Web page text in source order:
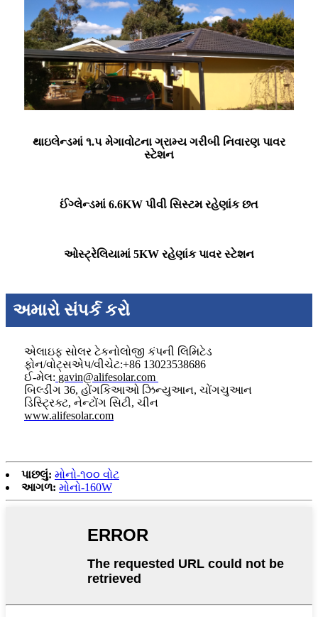
થાઇલેન્ડમાં ૧.૫ મેગાવોટના ગ્રામ્ય ગરીબી નિવારણ પાવર
સ્ટેશન
ઈંગ્લેન્ડમાં 6.6KW પીવી સિસ્ટમ રહેણાંક છત
ઓસ્ટ્રેલિયામાં 5KW રહેણાંક પાવર સ્ટેશન
અમારો સંપર્ક કરો
એલાઇફ સોલર ટેકનોલોજી કંપની લિમિટેડ
ફોન/વોટ્સએપ/વીચેટ:+86 13023538686
ઈ-મેલ: gavin@alifesolar.com
બિલ્ડીંગ 36, હોંગકિઆઓ ઝિન્યુઆન, ચોંગચુઆન
ડિસ્ટ્રિક્ટ, નેન્ટોંગ સિટી, ચીન
www.alifesolar.com
પાછલું: મોનો-૧૦૦ વોટ
આગળ: મોનો-160W